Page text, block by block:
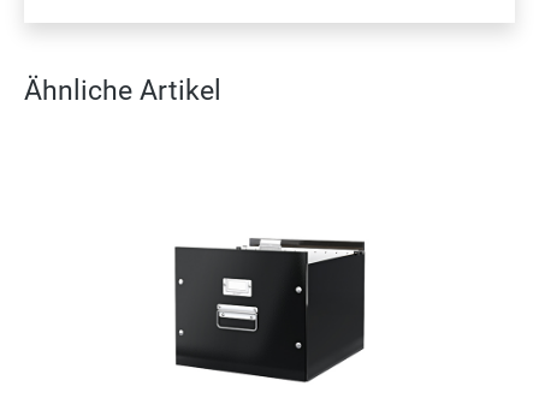
Ähnliche Artikel